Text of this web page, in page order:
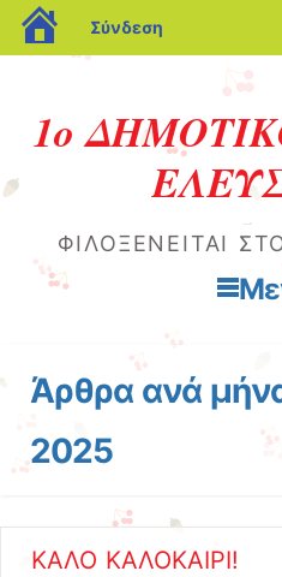
blogs.sch.gr
Σύνδεση
1ο
ΦΙΛΟΞΕΝΕΊΤΑΙ
Άρθρα ανά
2025
ΚΑΛΟ ΚΑΛΟΚΑΙΡΙ!